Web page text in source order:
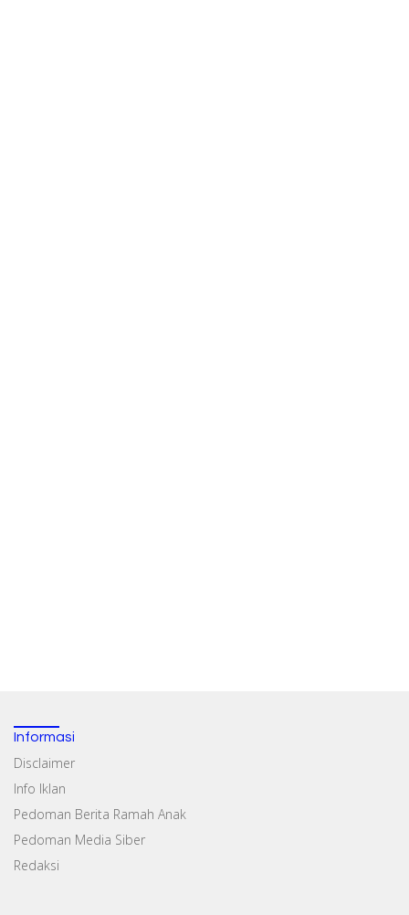
Informasi
Disclaimer
Info Iklan
Pedoman Berita Ramah Anak
Pedoman Media Siber
Redaksi